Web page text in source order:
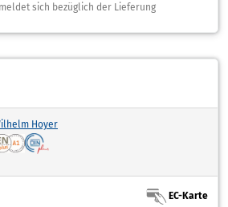
sich bezüglich der Lieferung
Hoyer
EC-Karte